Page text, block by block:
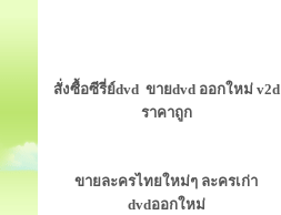
สั่งซื้อซีรี่ย์dvd ขายdvd ออกใหม่ v2d
ราคาถูก
ขายละครไทยใหม่ๆ ละครเก่า
dvdออกใหม่